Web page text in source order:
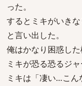
った。
するとミキがいきな
と言い出した。
俺はかなり困惑した
ミキが恐る恐るジ
ミキは「凄い…こん